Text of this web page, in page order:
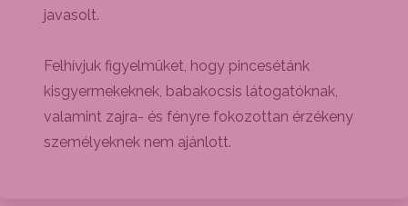
javasolt.
Felhívjuk figyelmüket, hogy pincesétánk
kisgyermekeknek, babakocsis látogatóknak,
valamint zajra- és fényre fokozottan érzékeny
személyeknek nem ajánlott.